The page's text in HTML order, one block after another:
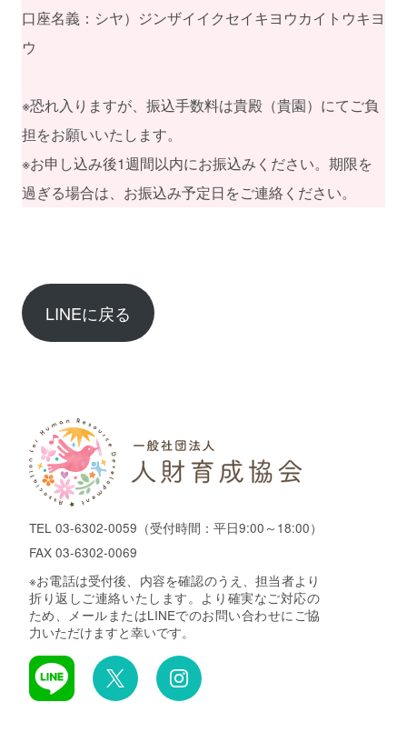
口座名義：シヤ）ジンザイイクセイキヨウカイトウキヨ
ウ
※恐れ入りますが、振込手数料は貴殿（貴園）にてご負
担をお願いいたします。
※お申し込み後1週間以内にお振込みください。期限を
過ぎる場合は、お振込み予定日をご連絡ください。
LINEに戻る
TEL 03-6302-0059 （受付時間：平日9:00～18:00）
FAX 03-6302-0069
※お電話は受付後、内容を確認のうえ、担当者より
折り返しご連絡いたします。より確実なご対応の
ため、メールまたはLINEでのお問い合わせにご協
力いただけますと幸いです。